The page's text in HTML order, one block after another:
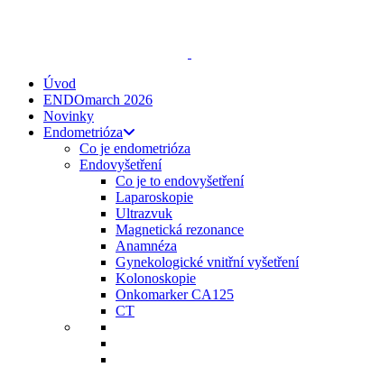
Úvod
ENDOmarch 2026
Novinky
Endometrióza
Co je endometrióza
Endovyšetření
Co je to endovyšetření
Laparoskopie
Ultrazvuk
Magnetická rezonance
Anamnéza
Gynekologické vnitřní vyšetření
Kolonoskopie
Onkomarker CA125
CT